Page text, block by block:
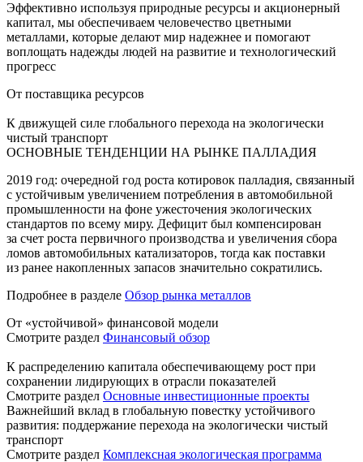
Эффективно используя природные ресурсы и акционерный
капитал, мы обеспечиваем человечество цветными
металлами, которые делают мир надежнее и помогают
воплощать надежды людей на развитие и технологический
прогресс
От поставщика ресурсов
К движущей силе глобального перехода на экологически
чистый транспорт
ОСНОВНЫЕ ТЕНДЕНЦИИ НА РЫНКЕ ПАЛЛАДИЯ
2019 год: очередной год роста котировок палладия, связанный
с устойчивым увеличением потребления в автомобильной
промышленности на фоне ужесточения экологических
стандартов по всему миру. Дефицит был компенсирован
за счет роста первичного производства и увеличения сбора
ломов автомобильных катализаторов, тогда как поставки
из ранее накопленных запасов значительно сократились.
Подробнее в разделе Обзор рынка металлов
От «устойчивой» финансовой модели
Смотрите раздел Финансовый обзор
К распределению капитала обеспечивающему рост при
сохранении лидирующих в отрасли показателей
Смотрите раздел Основные инвестиционные проекты
Важнейший вклад в глобальную повестку устойчивого
развития: поддержание перехода на экологически чистый
транспорт
Смотрите раздел Комплексная экологическая программа